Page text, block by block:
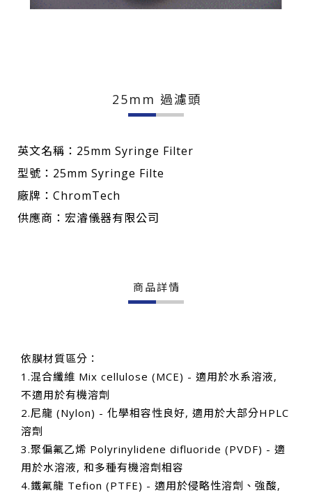
25mm 過濾頭
英文名稱：25mm Syringe Filter
型號：25mm Syringe Filte
廠牌：ChromTech
供應商：宏濬儀器有限公司
商品詳情
依膜材質區分：
1.混合纖維 Mix cellulose (MCE) - 適用於水系溶液,
不適用於有機溶劑
2.尼龍 (Nylon) - 化學相容性良好, 適用於大部分HPLC
溶劑
3.聚偏氟乙烯 Polyrinylidene difluoride (PVDF) - 適
用於水溶液, 和多種有機溶劑相容
4.鐵氟龍 Tefion (PTFE) - 適用於侵略性溶劑、強酸,